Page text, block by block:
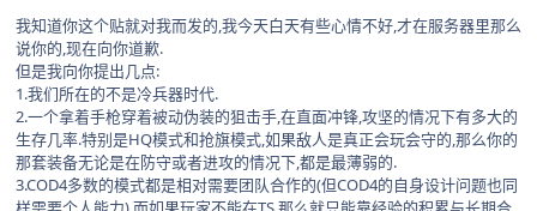
我知道你这个贴就对我而发的,我今天白天有些心情不好,才在服务器里那么
说你的,现在向你道歉.
但是我向你提出几点:
1.我们所在的不是冷兵器时代.
2.一个拿着手枪穿着被动伪装的狙击手,在直面冲锋,攻坚的情况下有多大的
生存几率.特别是HQ模式和抢旗模式,如果敌人是真正会玩会守的,那么你的
那套装备无论是在防守或者进攻的情况下,都是最薄弱的.
3.COD4多数的模式都是相对需要团队合作的(但COD4的自身设计问题也同